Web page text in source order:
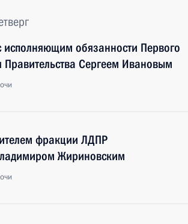
исполняющим обязанности Первого
Правительства Сергеем Ивановым
фракции ЛДПР
Жириновским